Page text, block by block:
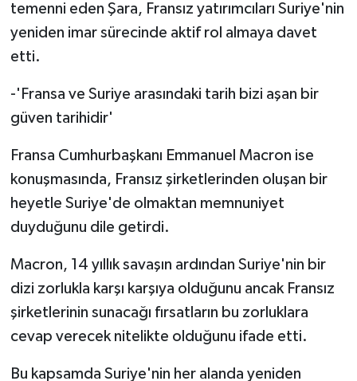
temenni eden Şara, Fransız yatırımcıları Suriye'nin
yeniden imar sürecinde aktif rol almaya davet
etti.
-'Fransa ve Suriye arasındaki tarih bizi aşan bir
güven tarihidir'
Fransa Cumhurbaşkanı Emmanuel Macron ise
konuşmasında, Fransız şirketlerinden oluşan bir
heyetle Suriye'de olmaktan memnuniyet
duyduğunu dile getirdi.
Macron, 14 yıllık savaşın ardından Suriye'nin bir
dizi zorlukla karşı karşıya olduğunu ancak Fransız
şirketlerinin sunacağı fırsatların bu zorluklara
cevap verecek nitelikte olduğunu ifade etti.
Bu kapsamda Suriye'nin her alanda yeniden